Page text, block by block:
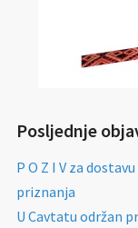
Posljednje
P O Z I V za
priznanja
U Cavtatu održan